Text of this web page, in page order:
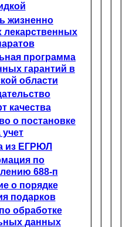
жизненно
программа
гарантий в
области
качества
о постановке
учет
из ЕГРЮЛ
по
688-п
о порядке
подарков
обработке
данных